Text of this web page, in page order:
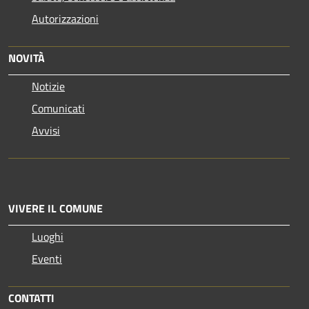
Autorizzazioni
NOVITÀ
Notizie
Comunicati
Avvisi
VIVERE IL COMUNE
Luoghi
Eventi
CONTATTI